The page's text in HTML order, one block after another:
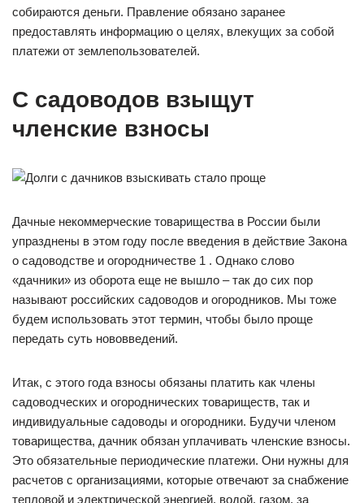
собираются деньги. Правление обязано заранее
предоставлять информацию о целях, влекущих за собой
платежи от землепользователей.
С садоводов взыщут
членские взносы
Дачные некоммерческие товарищества в России были
упразднены в этом году после введения в действие Закона
о садоводстве и огородничестве 1 . Однако слово
«дачники» из оборота еще не вышло – так до сих пор
называют российских садоводов и огородников. Мы тоже
будем использовать этот термин, чтобы было проще
передать суть нововведений.
Итак, с этого года взносы обязаны платить как члены
садоводческих и огороднических товариществ, так и
индивидуальные садоводы и огородники. Будучи членом
товарищества, дачник обязан уплачивать членские взносы.
Это обязательные периодические платежи. Они нужны для
расчетов с организациями, которые отвечают за снабжение
тепловой и электрической энергией, водой, газом, за